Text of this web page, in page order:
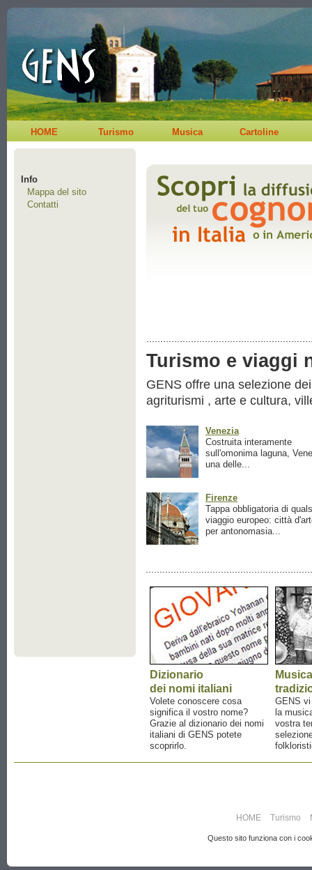
HOME Turismo Musica Cartoline
Info
Mappa del sito
Contatti
Turismo e viaggi
GENS offre una selezione
agriturismi , arte e cultura,
Venezia
Costruita interamente
sull'omonima laguna,
una delle...
Firenze
Tappa obbligatoria di
viaggio europeo: città
per antonomasia...
Dizionario
dei nomi italiani
Volete conoscere cosa
significa il vostro nome?
Grazie al dizionario dei nomi
italiani di GENS potete
scoprirlo.
Musica
GENS
la
vostra
HOME Turismo
Questo sito funziona con i